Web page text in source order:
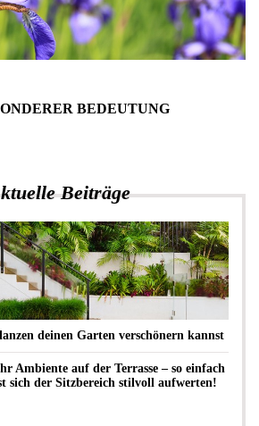
BEDEUTUNG
Beiträge
deinen Garten verschönern kannst
Ambiente auf der Terrasse – so einfach
sich der Sitzbereich stilvoll aufwerten!